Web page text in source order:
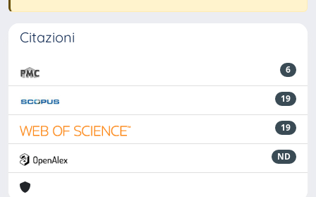
Citazioni
6
19
19
ND